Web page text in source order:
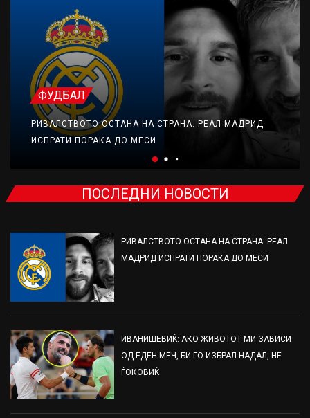
ФУДБАЛ
РИВАЛСТВОТО ОСТАНА НА СТРАНА: РЕАЛ МАДРИД
ИСПРАТИ ПОРАКА ДО МЕСИ
ПОСЛЕДНИ НОВОСТИ
РИВАЛСТВОТО ОСТАНА НА СТРАНА: РЕАЛ
МАДРИД ИСПРАТИ ПОРАКА ДО МЕСИ
ИВАНИШЕВИЌ: АКО ЖИВОТОТ МИ ЗАВИСИ
ОД ЕДЕН МЕЧ, БИ ГО ИЗБРАЛ НАДАЛ, НЕ
ЃОКОВИЌ